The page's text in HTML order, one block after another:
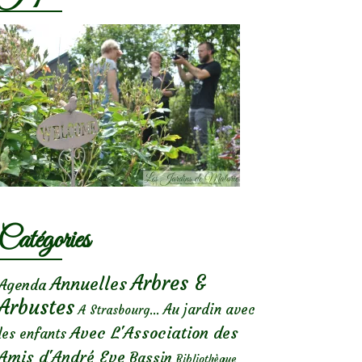
Catégories
AnnuellesArbres &
A Strasbourg... Au jardin avec
enfants Avec L'Association des
d'André Eve Bassin Bibliothèque